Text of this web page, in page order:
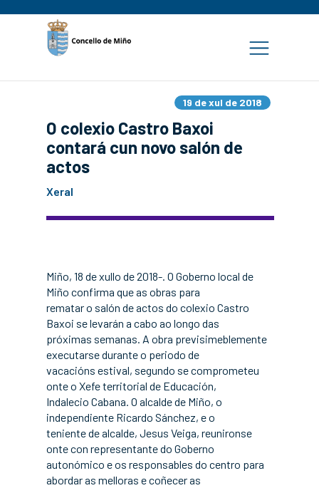
19 de xul de 2018
O colexio Castro Baxoi
contará cun novo salón de
actos
Xeral
Miño, 18 de xullo de 2018-. O Goberno local de
Miño confirma que as obras para
rematar o salón de actos do colexio Castro
Baxoi se levarán a cabo ao longo das
próximas semanas. A obra previsimeblemente
executarse durante o periodo de
vacacións estival, segundo se comprometeu
onte o Xefe territorial de Educación,
Indalecio Cabana. O alcalde de Miño, o
independiente Ricardo Sánchez, e o
teniente de alcalde, Jesus Veiga, reunironse
onte con representante do Goberno
autonómico e os responsables do centro para
abordar as melloras e coñecer as